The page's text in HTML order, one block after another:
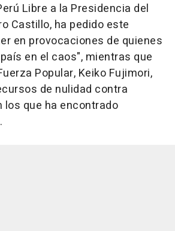
Libre a la Presidencia del
Castillo, ha pedido este
en provocaciones de quienes
en el caos", mientras que
Popular, Keiko Fujimori,
de nulidad contra
los que ha encontrado